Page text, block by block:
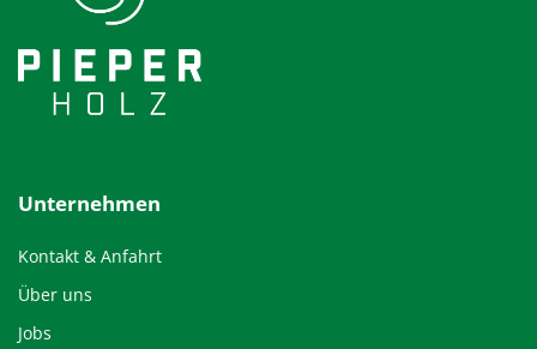
Unternehmen
Kontakt & Anfahrt
Über uns
Jobs